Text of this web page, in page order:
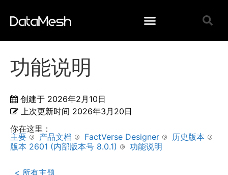
功能说明
创建于 2026年2月10日
上次更新时间 2026年3月20日
你在这里：
主要
产品文档 FactVerse Designer
历史版本
版本 2601 (内部版本号 8.0.1)
功能说明
< 所有主题